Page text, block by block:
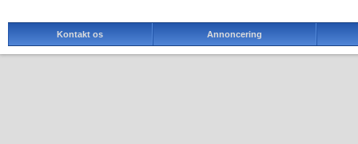
Kontakt os Annoncering